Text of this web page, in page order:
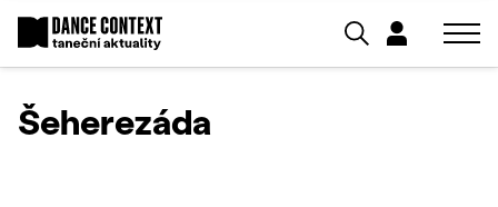
Šeherezáda